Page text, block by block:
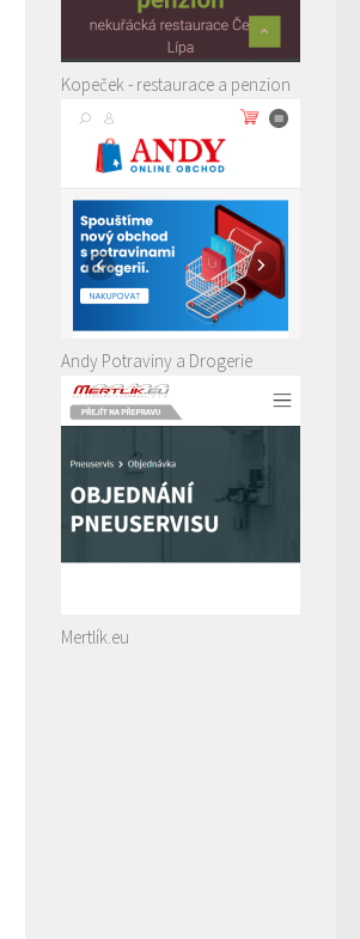
Kopeček - restaurace a penzion
Andy Potraviny a Drogerie
Mertlík.eu